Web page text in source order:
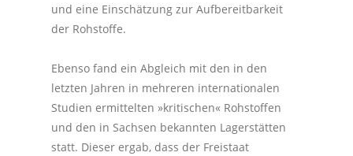
und eine Einschätzung zur Aufbereitbarkeit
der Rohstoffe.
Ebenso fand ein Abgleich mit den in den
letzten Jahren in mehreren internationalen
Studien ermittelten »kritischen« Rohstoffen
und den in Sachsen bekannten Lagerstätten
statt. Dieser ergab, dass der Freistaat